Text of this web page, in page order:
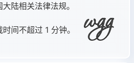
陆相关法律法规。
间不超过 1 分钟。